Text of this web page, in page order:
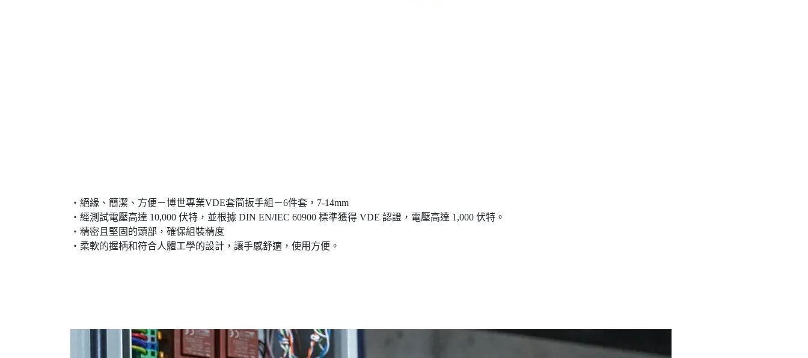
‧絕緣、簡潔、方便－博世專業VDE套筒扳手組－6件套，7-14mm
‧經測試電壓高達 10,000 伏特，並根據 DIN EN/IEC 60900 標準獲得 VDE 認證，電壓高達 1,000 伏特。
‧精密且堅固的頭部，確保組裝精度
‧柔軟的握柄和符合人體工學的設計，讓手感舒適，使用方便。